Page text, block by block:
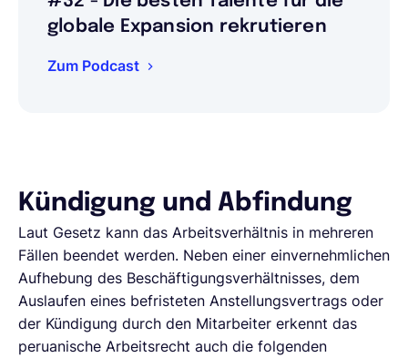
globale Expansion rekrutieren
Zum Podcast
Kündigung und Abfindung
Laut Gesetz kann das Arbeitsverhältnis in mehreren
Fällen beendet werden. Neben einer einvernehmlichen
Aufhebung des Beschäftigungsverhältnisses, dem
Auslaufen eines befristeten Anstellungsvertrags oder
der Kündigung durch den Mitarbeiter erkennt das
peruanische Arbeitsrecht auch die folgenden